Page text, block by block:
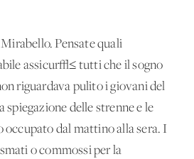
Pensate quali
assicur√≤ tutti che il sogno
riguardava pulito i giovani del
spiegazione delle strenne e le
occupato dal mattino alla sera. I
o commossi per la